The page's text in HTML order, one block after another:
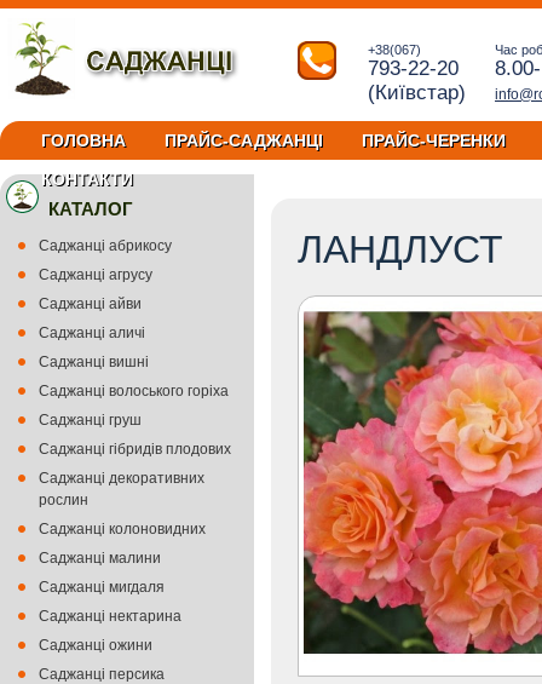
+38(067)
793-22-20
(Київстар)
Час
ГОЛОВНА ПРАЙС-САДЖАНЦІ
ПРАЙС-ЧЕРЕНКИ
КОНТАКТИ
ЛАНДЛУСТ
КАТАЛОГ
Саджанці абрикосу
Саджанці агрусу
Саджанці айви
Саджанці аличі
Саджанці вишні
Саджанці волоського горіха
Саджанці груш
Саджанці гібридів плодових
Саджанці декоративних
рослин
Саджанці колоновидних
Саджанці малини
Саджанці мигдаля
Саджанці нектарина
Саджанці ожини
Саджанці персика